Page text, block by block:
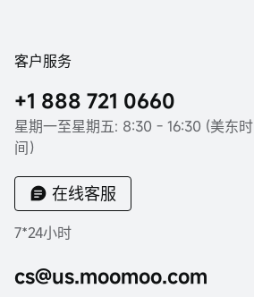
客户服务
+1 888 721 0660
星期一至星期五: 8:30 - 16:30 (美东时
间）
在线客服
7*24小时
cs@us.moomoo.com